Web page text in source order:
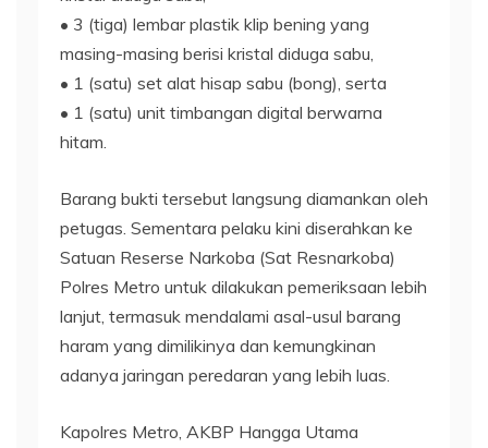
• 3 (tiga) lembar plastik klip bening yang
masing-masing berisi kristal diduga sabu,
• 1 (satu) set alat hisap sabu (bong), serta
• 1 (satu) unit timbangan digital berwarna
hitam.
Barang bukti tersebut langsung diamankan oleh
petugas. Sementara pelaku kini diserahkan ke
Satuan Reserse Narkoba (Sat Resnarkoba)
Polres Metro untuk dilakukan pemeriksaan lebih
lanjut, termasuk mendalami asal-usul barang
haram yang dimilikinya dan kemungkinan
adanya jaringan peredaran yang lebih luas.
Kapolres Metro, AKBP Hangga Utama